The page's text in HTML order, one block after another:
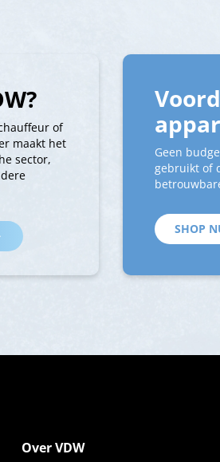
of
maakt het
sector,
Geen
gebruikt of
SHOP
Over VDW